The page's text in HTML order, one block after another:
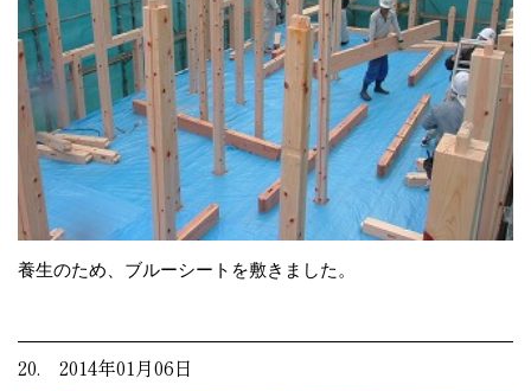
養生のため、ブルーシートを敷きました。
20. 2014年01月06日